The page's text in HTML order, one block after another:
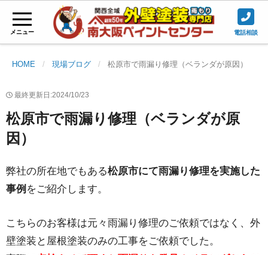
メニュー 電話相談
HOME 現場ブログ 松原市で雨漏り修理（ベランダが原因）
最終更新日:2024/10/23
松原市で雨漏り修理（ベランダが原
因）
弊社の所在地でもある松原市にて雨漏り修理を実施した
事例 をご紹介します。
こちらのお客様は元々雨漏り修理のご依頼ではなく、外
壁塗装と屋根塗装のみの工事をご依頼でした。